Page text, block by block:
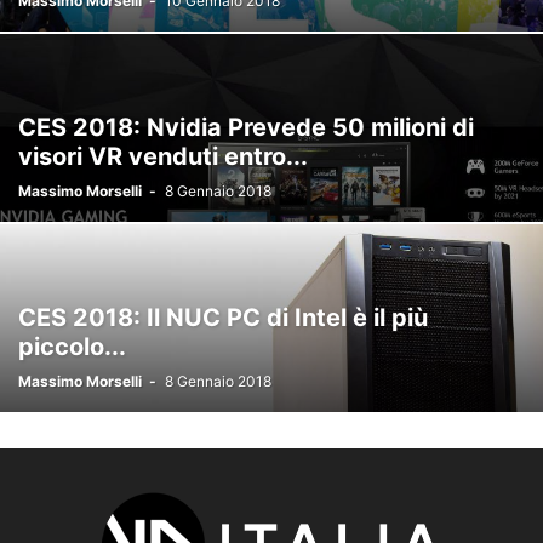
PUBBLICAZIONI RECENSIONI SAMSUNG SENZA CATEGORIA
TECNOLOGIA VALVE VISION PRO VISORI VR VIVE VR-ITALIA
WINDOWS ZERO LATENCY
CES 2018: Nvidia Prevede 50 milioni di
visori VR venduti entro...
Massimo Morselli - 8 Gennaio 2018
CES 2018: Il NUC PC di Intel è il più
piccolo...
Massimo Morselli - 8 Gennaio 2018